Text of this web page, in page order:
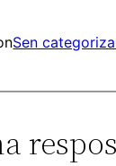
Sen